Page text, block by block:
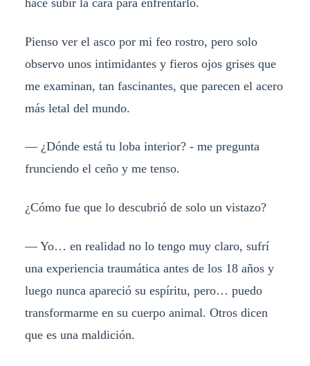
Pienso ver el asco por mi feo rostro, pero solo
observo unos intimidantes y fieros ojos grises que
me examinan, tan fascinantes, que parecen el acero
más letal del mundo.
— ¿Dónde está tu loba interior? - me pregunta
frunciendo el ceño y me tenso.
¿Cómo fue que lo descubrió de solo un vistazo?
— Yo… en realidad no lo tengo muy claro, sufrí
una experiencia traumática antes de los 18 años y
luego nunca apareció su espíritu, pero… puedo
transformarme en su cuerpo animal. Otros dicen
que es una maldición.